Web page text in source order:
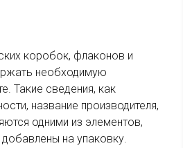
коробок, флаконов и
необходимую
Такие сведения, как
название производителя,
одними из элементов,
на упаковку.